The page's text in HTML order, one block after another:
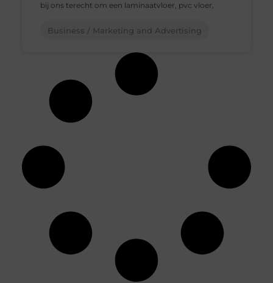
bij ons terecht om een laminaatvloer, pvc vloer,
Business / Marketing and Advertising